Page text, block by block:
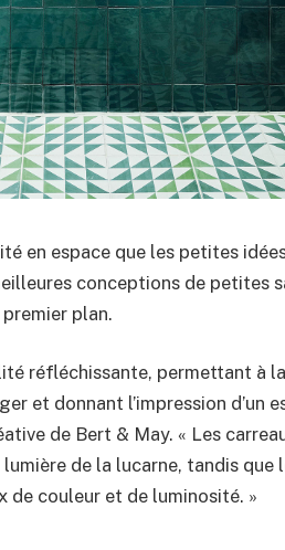
en espace que les petites
conceptions de petites
plan.
réfléchissante, permettant à
et donnant l’impression d’un
de Bert & May. « Les
de la lucarne, tandis que
de couleur et de luminosité. »